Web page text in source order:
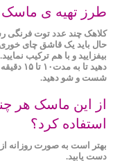
طرز تهیه ی
کلاهک چند عدد توت ‌فرنگی
حال باید یک قاشق چای‌
بیفزایید و با هم ترکیب
دهید
شست و شو دهید.
از این ماسک هر
استفاده کرد؟
بهتر است به صورت روزانه از
دست یابید.